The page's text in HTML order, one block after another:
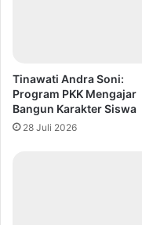
Tinawati Andra Soni:
Program PKK Mengajar
Bangun Karakter Siswa
28 Juli 2026